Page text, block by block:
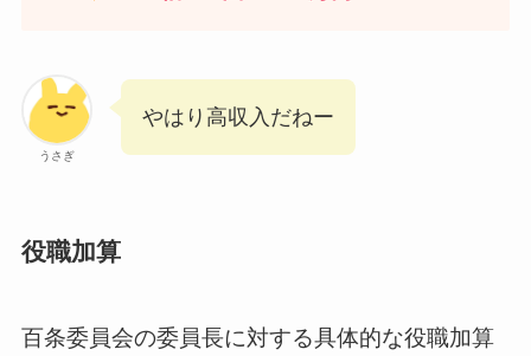
うさぎ
やはり高収入だねー
役職加算
百条委員会の委員長に対する具体的な役職加算